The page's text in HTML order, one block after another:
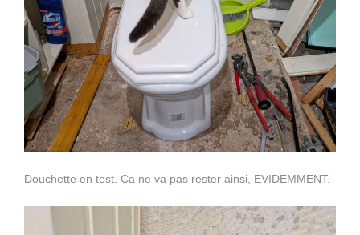
Douchette en test. Ca ne va pas rester ainsi, EVIDEMMENT.